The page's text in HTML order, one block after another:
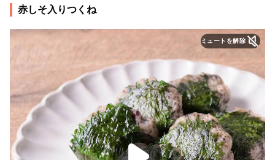
赤しそ入りつくね
ミュートを解除